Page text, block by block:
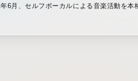
6月、セルフボーカルによる音楽活動を本